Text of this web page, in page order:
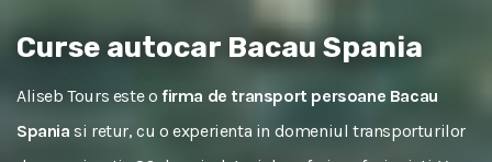
Curse autocar Bacau Spania
Aliseb Tours este o firma de transport persoane Bacau
Spania si retur, cu o experienta in domeniul transporturilor